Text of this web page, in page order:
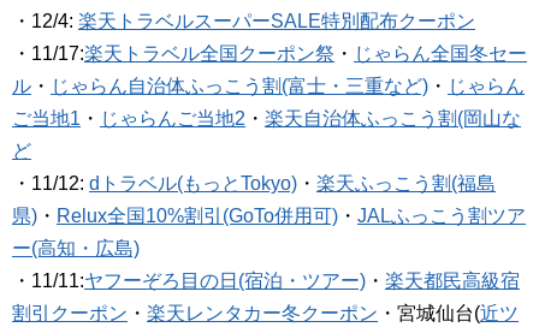
・12/4: 楽天トラベルスーパーSALE特別配布クーポン
・11/17:楽天トラベル全国クーポン祭 ・ じゃらん全国冬セー
ル ・ じゃらん自治体ふっこう割(富士・三重など) ・ じゃらん
ご当地1 ・ じゃらんご当地2 ・ 楽天自治体ふっこう割(岡山な
ど
・11/12: dトラベル(もっとTokyo) ・ 楽天ふっこう割(福島
県) ・ Relux全国10%割引(GoTo併用可) ・ JALふっこう割ツア
ー(高知・広島)
・11/11:ヤフーぞろ目の日(宿泊・ツアー) ・ 楽天都民高級宿
割引クーポン ・ 楽天レンタカー冬クーポン ・宮城仙台(近ツ